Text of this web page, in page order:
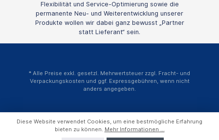
Flexibilität und Service-Optimierung sowie die
permanente Neu- und Weiterentwicklung unserer
Produkte wollen wir dabei ganz bewusst „Partner
statt Lieferant“ sein.
* Alle Preise exkl. gesetzl. Mehrwertsteuer zzgl. Fracht- und
Verpackungskosten und ggf. Expressgebühren, wenn nicht
anders angegeben.
Diese Website verwendet Cookies, um eine bestmögliche Erfahrung
bieten zu können. Mehr Informationen ...